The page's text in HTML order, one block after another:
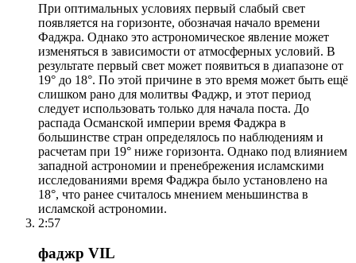
При оптимальных условиях первый слабый свет
появляется на горизонте, обозначая начало времени
Фаджра. Однако это астрономическое явление может
изменяться в зависимости от атмосферных условий. В
результате первый свет может появиться в диапазоне от
19° до 18°. По этой причине в это время может быть ещё
слишком рано для молитвы Фаджр, и этот период
следует использовать только для начала поста. До
распада Османской империи время Фаджра в
большинстве стран определялось по наблюдениям и
расчетам при 19° ниже горизонта. Однако под влиянием
западной астрономии и пренебрежения исламскими
исследованиями время Фаджра было установлено на
18°, что ранее считалось мнением меньшинства в
исламской астрономии.
2:57
фаджр VIL